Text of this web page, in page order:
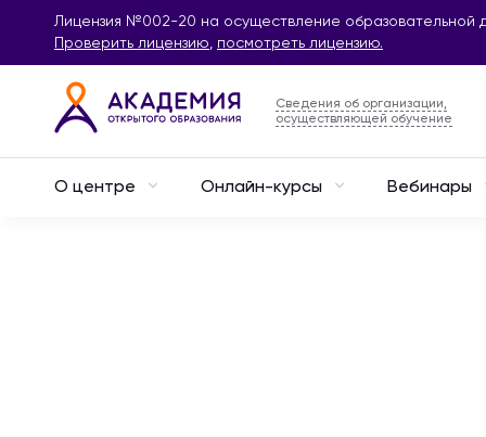
Лицензия №002-20 на осуществление образовательной
Проверить лицензию, посмотреть лицензию.
Сведения об организации,
осуществляющей обучение
О центре Онлайн-курсы Вебинары